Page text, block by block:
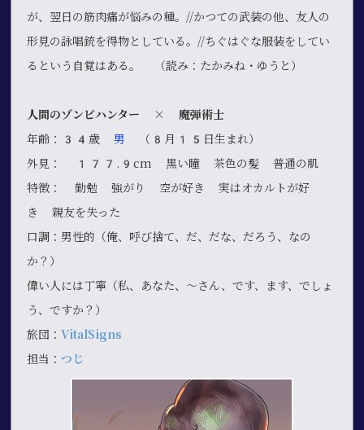
が、翌日の筋肉痛が悩みの種。//かつての武装の他、友人の
形見の詠唱銃を得物としている。//ちぐはぐな服装をしてい
るという自覚はある。 （読み：たかみね・ゆうと）
人間のゾンビハンター × 魔弾術士
年齢：34歳男
（8月15日生まれ）
外見： 177.9cm 黒い瞳 茶色の髪 普通の肌
特徴： 勤勉 強がり 空が好き 実はオカルトが好
き 親友を失った
口調：男性的（俺、呼び捨て、だ、だな、だろう、なの
か？）
偉い人には丁寧（私、あなた、～さん、です、ます、でしょ
う、ですか？）
旅団：VitalSigns
担当：つじ